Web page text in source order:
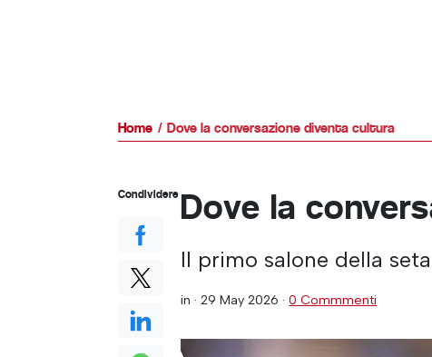
Home Dove la conversazione diventa cultura
Dove la
Il primo salone della
in ·29 May 2026 ·0 Commmenti
Condividere